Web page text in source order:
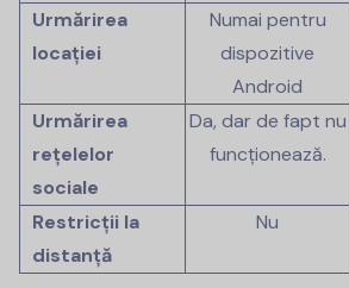
Urmărirea
locației
Numai pentru
dispozitive
Android
Urmărirea
rețelelor
sociale
Da, dar de fapt nu
funcționează.
Restricții la
distanță
Nu